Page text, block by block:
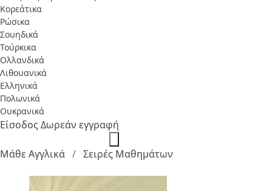
Κορεάτικα
Ρώσικα
Σουηδικά
Τούρκικα
Ολλανδικά
Λιθουανικά
Ελληνικά
Πολωνικά
Ουκρανικά
ΕίσοδοςΔωρεάν εγγραφή
Μάθε Αγγλικά Σειρές Μαθημάτων